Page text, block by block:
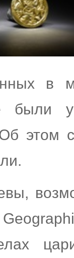
в
были
этом